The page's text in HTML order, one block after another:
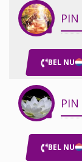
PIN
BEL NU
PIN
BEL NU